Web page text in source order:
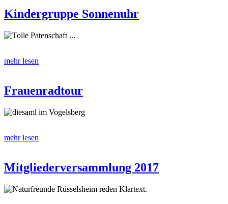
Kindergruppe Sonnenuhr
Tolle Patenschaft ...
mehr lesen
Frauenradtour
diesaml im Vogelsberg
mehr lesen
Mitgliederversammlung 2017
Naturfreunde Rüsselsheim reden Klartext.